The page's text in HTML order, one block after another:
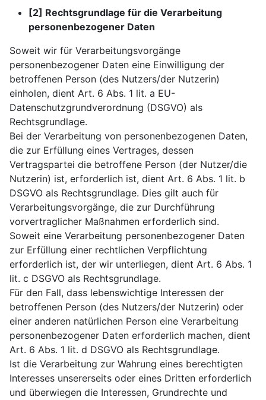
[2] Rechtsgrundlage für die Verarbeitung
personenbezogener Daten
Soweit wir für Verarbeitungsvorgänge
personenbezogener Daten eine Einwilligung der
betroffenen Person (des Nutzers/der Nutzerin)
einholen, dient Art. 6 Abs. 1 lit. a EU-
Datenschutzgrundverordnung (DSGVO) als
Rechtsgrundlage.
Bei der Verarbeitung von personenbezogenen Daten,
die zur Erfüllung eines Vertrages, dessen
Vertragspartei die betroffene Person (der Nutzer/die
Nutzerin) ist, erforderlich ist, dient Art. 6 Abs. 1 lit. b
DSGVO als Rechtsgrundlage. Dies gilt auch für
Verarbeitungsvorgänge, die zur Durchführung
vorvertraglicher Maßnahmen erforderlich sind.
Soweit eine Verarbeitung personenbezogener Daten
zur Erfüllung einer rechtlichen Verpflichtung
erforderlich ist, der wir unterliegen, dient Art. 6 Abs. 1
lit. c DSGVO als Rechtsgrundlage.
Für den Fall, dass lebenswichtige Interessen der
betroffenen Person (des Nutzers/der Nutzerin) oder
einer anderen natürlichen Person eine Verarbeitung
personenbezogener Daten erforderlich machen, dient
Art. 6 Abs. 1 lit. d DSGVO als Rechtsgrundlage.
Ist die Verarbeitung zur Wahrung eines berechtigten
Interesses unsererseits oder eines Dritten erforderlich
und überwiegen die Interessen, Grundrechte und